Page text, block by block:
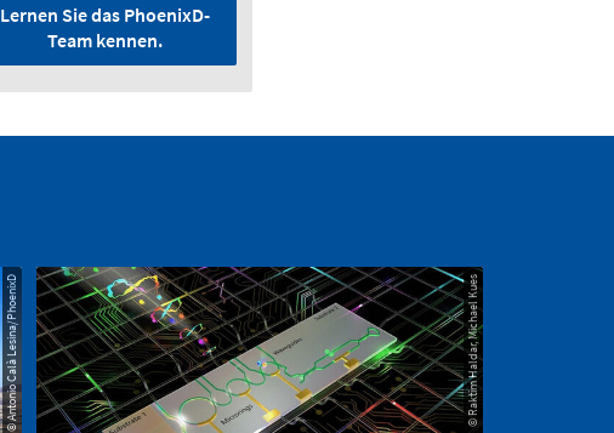
Lernen Sie das PhoenixD-
Team kennen.
© Antonio Calà Lesina/PhoenixD © Raktim Haldar, Michael Kues